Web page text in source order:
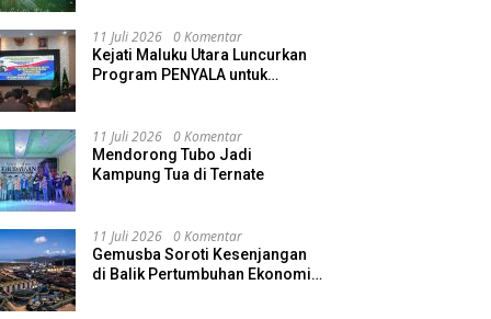
11 Juli 2026 0 Komentar
Kejati Maluku Utara Luncurkan
Program PENYALA untuk
11 Juli 2026 0 Komentar
Mendorong Tubo Jadi
Kampung Tua di Ternate
11 Juli 2026 0 Komentar
Gemusba Soroti Kesenjangan
di Balik Pertumbuhan Ekonomi